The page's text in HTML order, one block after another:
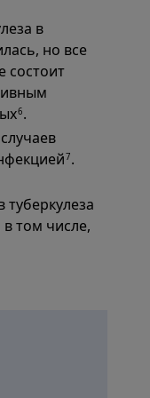
в
но все
состоит
6.
7.
в том числе,